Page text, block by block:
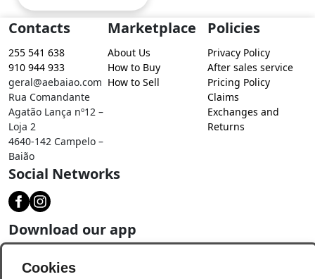
Contacts
255 541 638
910 944 933
geral@aebaiao.com
Rua Comandante
Agatão Lança nº12 –
Loja 2
4640-142 Campelo –
Baião
Marketplace
About Us
How to Buy
How to Sell
Policies
Privacy Policy
After sales service
Pricing Policy
Claims
Exchanges and
Returns
Social Networks
Download our app
Cookies